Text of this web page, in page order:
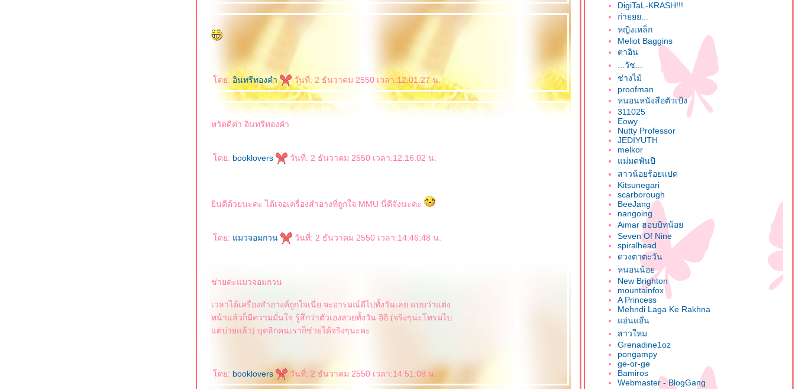
ดย: อินทรีทองคำ วันที่: 2 ธันวาคม 2550 เวลา:12:01:27 น.
หวัดดีค่า อินทรีทองคำ
ดย: booklovers วันที่: 2 ธันวาคม 2550 เวลา:12:16:02 น.
ินดีด้วยนะคะ ได้เจอเครื่องสำอางที่ถูกใจ MMU นี่ดีจังนะคะ
ดย: มวจอมกวน วันที่: 2 ธันวาคม 2550 เวลา:14:46:48 น.
ช่ายค่ะแมวจอมกวน
เวลาได้เครื่องสำอางค์ถูกใจเนี่ย จะอารมณ์ดีไปทั้งวันเลย แบบว่าแต่ง
หน้าแล้วก็มีความมั่นใจ รู้สึกว่าตัวเองสวยทั้งวัน อิอิ (จริงๆน่ะโทรมไป
ต่บ่ายแล้ว) บุคลิกคนเราก็ช่วยได้จริงๆนะคะ
ดย: booklovers วันที่: 2 ธันวาคม 2550 เวลา:14:51:08 น.
DigiTaL-KRASH!!!
ก่ายยย...
หญิงเหล็ก
Meliot Baggins
ตาอิน
...วัช...
ช่างไม้
proofman
หนอนหนังสือตัวเป้ง
311025
Eowy
Nutty Professor
JEDIYUTH
melkor
ม่มดพันปี
สาวน้อยร้อยแปด
Kitsunegari
scarborough
BeeJang
nangoing
Aimar ฮอบบิทน้อ
Seven Of Nine
spiralhead
ดวงตาตะวัน
หนอนน้อ
New Brighton
mountainfox
A Princess
Mehndi Laga Ke Rakhna
อ่นแอ๊น
สาวใหม
Grenadine1oz
pongampy
ge-or-ge
Bamiros
Webmaster - BlogGang